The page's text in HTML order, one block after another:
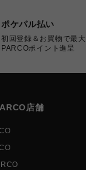
ポケパル払い
初回登録＆お買物で最
PARCOポイント進呈
店舗